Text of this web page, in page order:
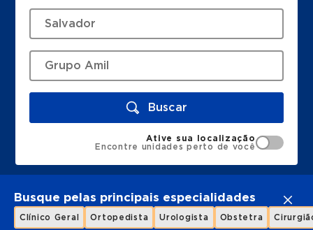
Buscar
Ative sua localização
Encontre unidades perto de você
Busque pelas principais especialidades
Clínico Geral Ortopedista Urologista Obstetra